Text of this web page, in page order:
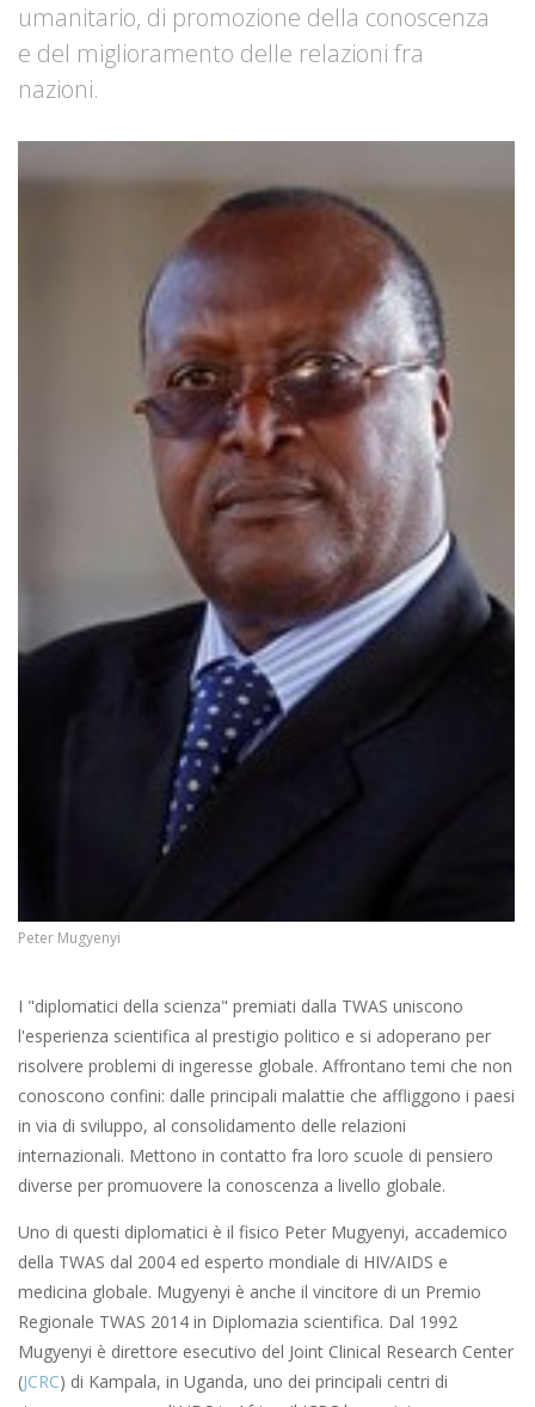
umanitario, di promozione della conoscenza
e del miglioramento delle relazioni fra
nazioni.
Peter Mugyenyi
I "diplomatici della scienza" premiati dalla TWAS uniscono
l'esperienza scientifica al prestigio politico e si adoperano per
risolvere problemi di ingeresse globale. Affrontano temi che non
conoscono confini: dalle principali malattie che affliggono i paesi
in via di sviluppo, al consolidamento delle relazioni
internazionali. Mettono in contatto fra loro scuole di pensiero
diverse per promuovere la conoscenza a livello globale.
Uno di questi diplomatici è il fisico Peter Mugyenyi, accademico
della TWAS dal 2004 ed esperto mondiale di HIV/AIDS e
medicina globale. Mugyenyi è anche il vincitore di un Premio
Regionale TWAS 2014 in Diplomazia scientifica. Dal 1992
Mugyenyi è direttore esecutivo del Joint Clinical Research Center
(JCRC) di Kampala, in Uganda, uno dei principali centri di